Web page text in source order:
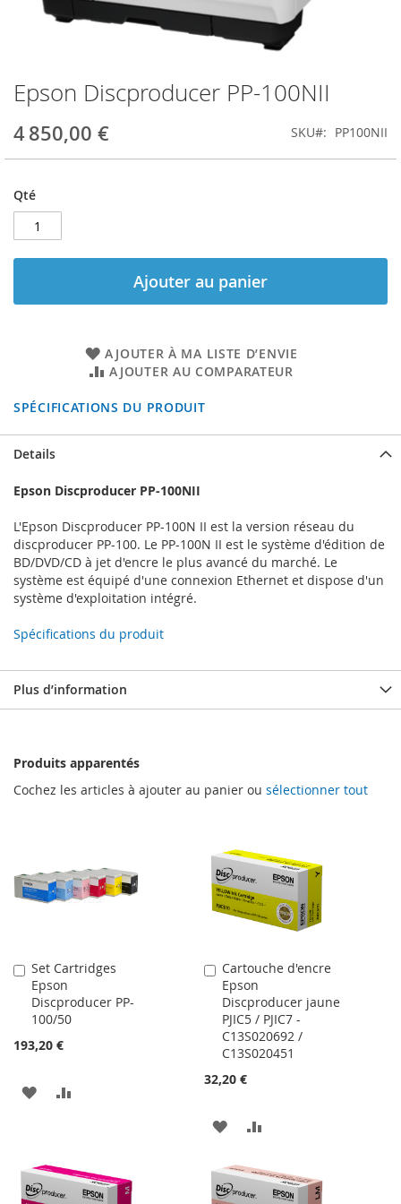
Epson Discproducer PP-100NII
4 850,00 € SKU PP100NII
Qté
Ajouter au panier
AJOUTER À MA LISTE D’ENVIE
AJOUTER AU COMPARATEUR
SPÉCIFICATIONS DU PRODUIT
Skip
to
the
beginning
of
images
gallery
Details
Epson Discproducer PP-100NII
L'Epson Discproducer PP-100N II est la version réseau du
discproducer PP-100. Le PP-100N II est le système d'édition de
BD/DVD/CD à jet d'encre le plus avancé du marché. Le
système est équipé d'une connexion Ethernet et dispose d'un
système d'exploitation intégré.
Spécifications du produit
Plus d’information
Produits apparentés
Cochez les articles à ajouter au panier ou sélectionner tout
Set Cartridges
Epson
Discproducer PP-
100/50
193,20 €
Ajouter
au
panier
AJOUTER
LISTE
Cartouche d'encre
Epson
Discproducer jaune
PJIC5 / PJIC7 -
C13S020692 /
C13S020451
32,20 €
Ajouter
au
panier
AJOUTER
MA
COMPARATEUR